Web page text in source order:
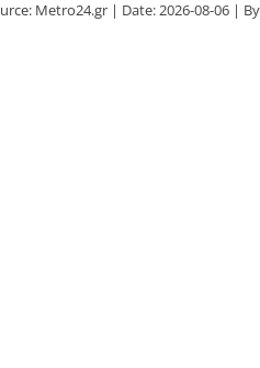
Metro24.gr Date: 2026-08-06